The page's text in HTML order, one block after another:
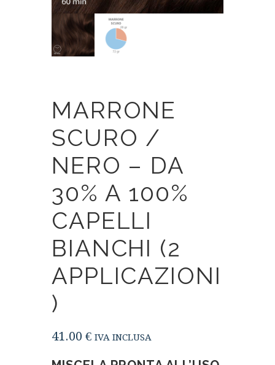
MARRONE
SCURO /
NERO – DA
30% A 100%
CAPELLI
BIANCHI (2
APPLICAZIONI
)
41.00 € IVA INCLUSA